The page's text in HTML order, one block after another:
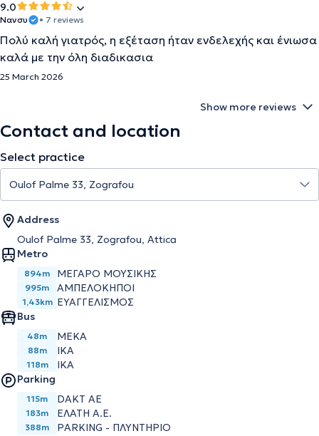
9.0
Νανσυ • 7 reviews
Πολύ καλή γιατρός, η εξέταση ήταν ενδελεχής και ένιωσα
καλά με την όλη διαδικασια
25 March 2026
Show more reviews
Contact and location
Select practice
Address
Oulof Palme 33, Zografou, Attica
Metro
894m ΜΕΓΑΡΟ ΜΟΥΣΙΚΗΣ
995m ΑΜΠΕΛΟΚΗΠΟΙ
1,43km ΕΥΑΓΓΕΛΙΣΜΟΣ
Bus
48m ΜΕΚΑ
88m ΙΚΑ
118m
ΙΚΑ
Parking
115m DAKT AE
183m ΕΛΑΤΗ Α.Ε.
388m
PARKING - ΠΛΥΝΤΗΡΙΟ